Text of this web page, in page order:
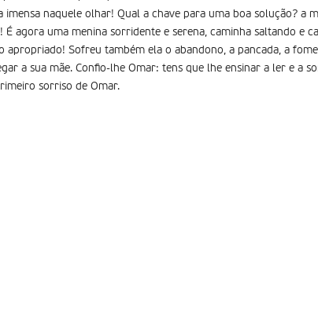
imensa naquele olhar! Qual a chave para uma boa solução? a
É agora uma menina sorridente e serena, caminha saltando e
apropriado! Sofreu também ela o abandono, a pancada, a
a sua mãe. Confio-lhe Omar: tens que lhe ensinar a ler e a
sorriso de Omar.